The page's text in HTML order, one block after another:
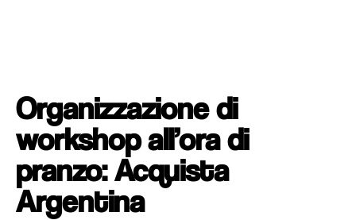
Organizzazione di
workshop all’ora di
pranzo: Acquista
Argentina